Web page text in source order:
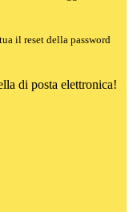
il reset della password
di posta elettronica!